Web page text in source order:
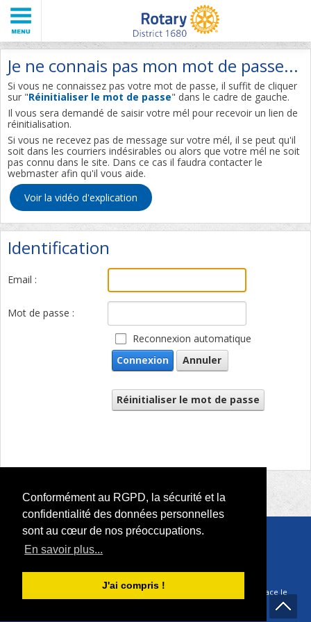
Conformément au RGPD, la sécurité et la
confidentialité des données personnelles
sont au cœur de nos préoccupations.
En savoir plus...
J'ai compris !
Je ne connais pas mon mot de passe...
Si vous ne connaissez pas votre mot de passe, il suffit de cliquer
sur "Réinitialiser le mot de passe" dans le cadre de gauche.
Il vous sera demandé de saisir votre mél pour recevoir un lien de
réinitialisation.
Si vous ne recevez pas de message sur votre mél, il se peut qu'il
soit dans les courriers indésirables ou alors que votre mél ne soit
pas connu dans le site. Dans ce cas il faudra contacter le
webmaster afin qu'il vous aide.
Voir la vidéo d'explication
Identification
Email :
Mot de passe :
Reconnexion automatique
Connexion
Annuler
Réinitialiser le mot de passe
© 2026 par Rotary D1680 |
La plateforme RODI est conforme au RGPD depuis sa mise en place le